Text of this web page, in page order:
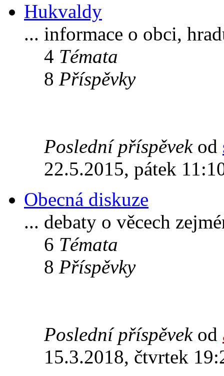
Hukvaldy
... informace o obci,
4 Témata
8 Příspěvky
Poslední příspěvekod
22.5.2015, pátek
Obecná diskuze
... debaty o věcech
6 Témata
8 Příspěvky
Poslední příspěvekod
15.3.2018, čtvrtek